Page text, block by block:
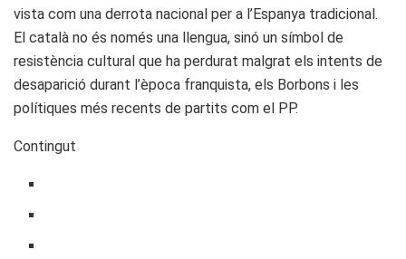
vista com una derrota nacional per a l’Espanya tradicional.
El català no és només una llengua, sinó un símbol de
resistència cultural que ha perdurat malgrat els intents de
desaparició durant l’època franquista, els Borbons i les
polítiques més recents de partits com el PP.
Contingut